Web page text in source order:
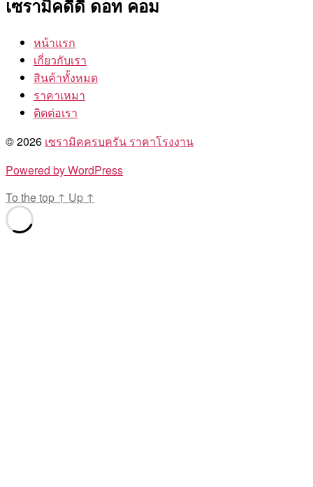
เซรามิคดีดี ดอท คอม
หน้าแรก
เกี่ยวกับเรา
สินค้าทั้งหมด
ราคาเหมา
ติดต่อเรา
© 2026 เซรามิคครบครัน ราคาโรงงาน
Powered by WordPress
To the top ↑ Up ↑